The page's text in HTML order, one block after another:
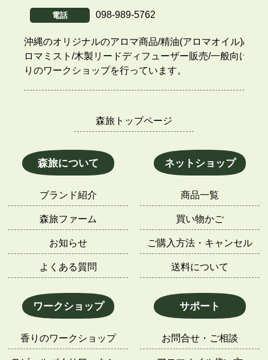
電話 098-989-5762
沖縄のオリジナルのアロマ商品/精油(アロマオイル)/ア
ロマミスト/木製リードディフューザー販売/一般向け香
りのワークショップを行っています。
森旅トップページ
森旅について
ブランド紹介
森旅ファーム
お知らせ
よくある質問
ネットショップ
商品一覧
買い物かご
ご購入方法・キャンセル
送料について
ワークショップ
香りのワークショップ
サポート
お問合せ・ご相談